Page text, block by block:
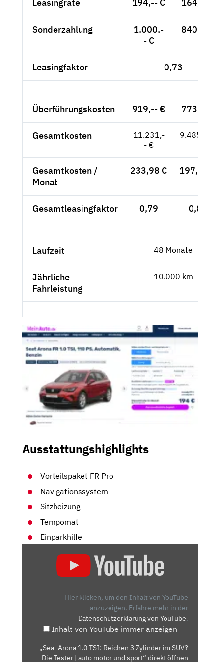
Leasingrate 194,-- € 164,-- €
Sonderzahlung
1.000,-
- €
840,-- €
Leasingfaktor 0,73
Überführungskosten 919,-- € 773,-- €
Gesamtkosten
11.231,-
- €
9.485,-- €
Gesamtkosten /
Monat
233,98 € 197,60 €
Gesamtleasingfaktor 0,79 0,80
Laufzeit 48 Monate
Jährliche
Fahrleistung
10.000 km
Ausstattungshighlights
Vorteilspaket FR Pro
Navigationssystem
Sitzheizung
Tempomat
Einparkhilfe
Hier klicken, um den Inhalt von YouTube
anzuzeigen. Erfahre mehr in der
Datenschutzerklärung von YouTube.
Inhalt von YouTube immer anzeigen
„Seat Arona 1.0 TSI: Reichen 3 Zylinder im SUV?
Die Tester | auto motor und sport“ direkt öffnen